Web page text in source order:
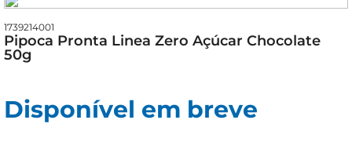
1739214001
Pipoca Pronta Linea Zero Açúcar Chocolate
50g
Disponível em breve
queijo
arroz